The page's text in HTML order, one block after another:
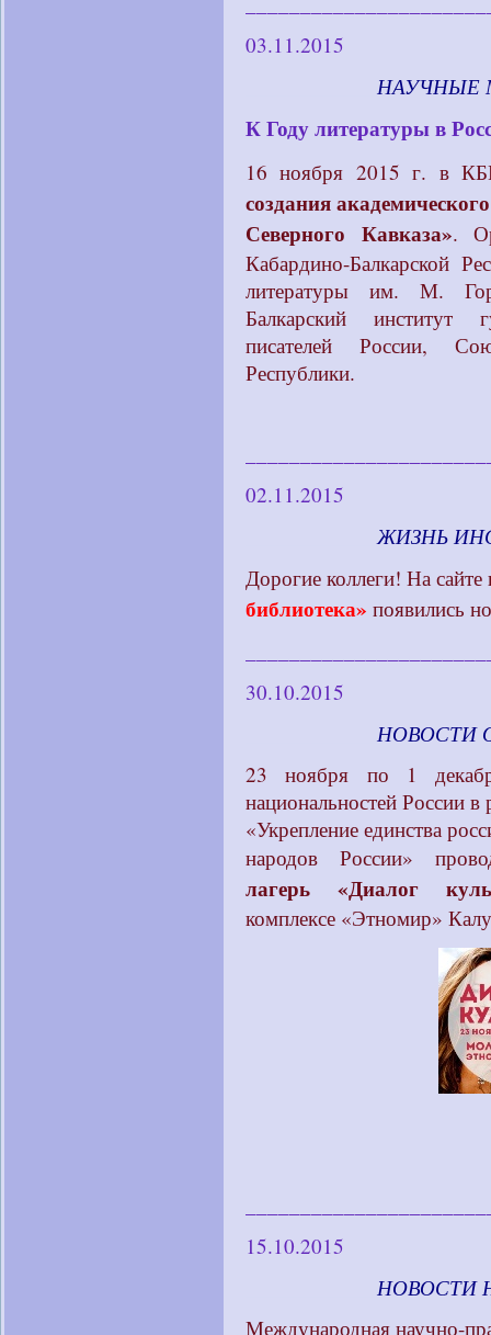
03.11.2015
НАУЧНЫЕ
К Году литературы в
16 ноября 2015 г. в
создания
Северного Кавказа».
Кабардино-Балкарской
литературы им. М.
Балкарский институт
писателей России,
Республики.
02.11.2015
ЖИЗНЬ
Дорогие коллеги! На сайте
библиотека» появились
30.10.2015
НОВОСТИ
23 ноября по 1
национальностей России
«Укрепление единства
народов России»
лагерь «Диалог
комплексе «Этномир»
15.10.2015
НОВОСТИ
Международная научно-